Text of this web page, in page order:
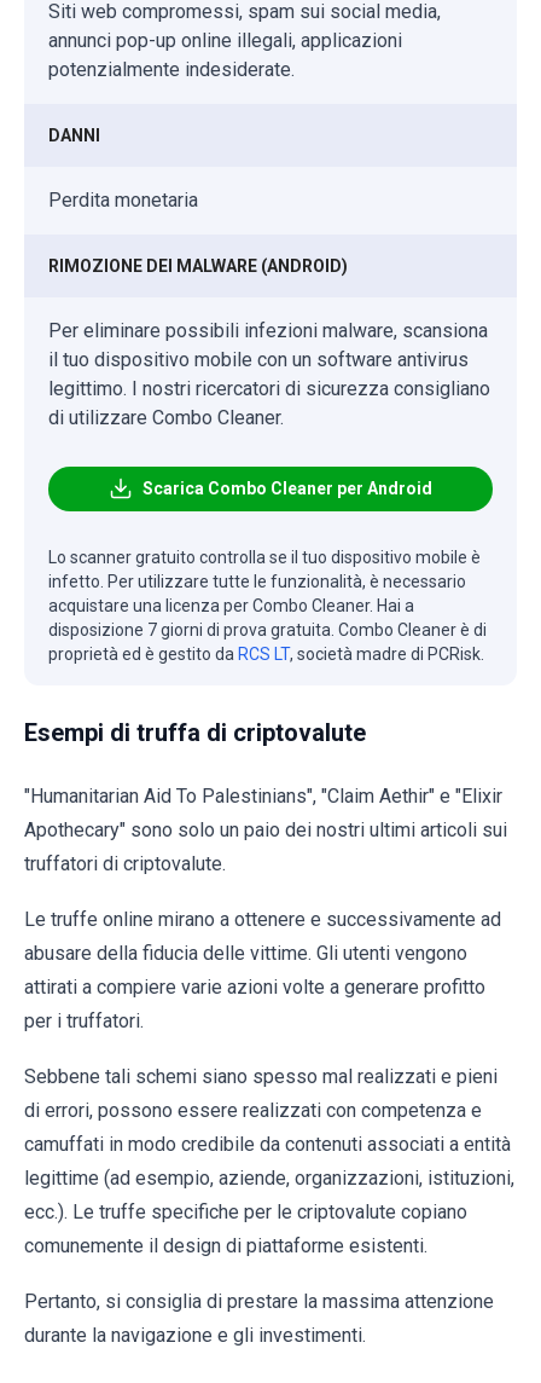
Siti web compromessi, spam sui social media,
annunci pop-up online illegali, applicazioni
potenzialmente indesiderate.
DANNI
Perdita monetaria
RIMOZIONE DEI MALWARE (ANDROID)
Per eliminare possibili infezioni malware, scansiona
il tuo dispositivo mobile con un software antivirus
legittimo. I nostri ricercatori di sicurezza consigliano
di utilizzare Combo Cleaner.
Scarica Combo Cleaner per Android
Lo scanner gratuito controlla se il tuo dispositivo mobile è
infetto. Per utilizzare tutte le funzionalità, è necessario
acquistare una licenza per Combo Cleaner. Hai a
disposizione 7 giorni di prova gratuita. Combo Cleaner è di
proprietà ed è gestito da RCS LT, società madre di PCRisk.
Esempi di truffa di criptovalute
"Humanitarian Aid To Palestinians", "Claim Aethir" e "Elixir
Apothecary" sono solo un paio dei nostri ultimi articoli sui
truffatori di criptovalute.
Le truffe online mirano a ottenere e successivamente ad
abusare della fiducia delle vittime. Gli utenti vengono
attirati a compiere varie azioni volte a generare profitto
per i truffatori.
Sebbene tali schemi siano spesso mal realizzati e pieni
di errori, possono essere realizzati con competenza e
camuffati in modo credibile da contenuti associati a entità
legittime (ad esempio, aziende, organizzazioni, istituzioni,
ecc.). Le truffe specifiche per le criptovalute copiano
comunemente il design di piattaforme esistenti.
Pertanto, si consiglia di prestare la massima attenzione
durante la navigazione e gli investimenti.